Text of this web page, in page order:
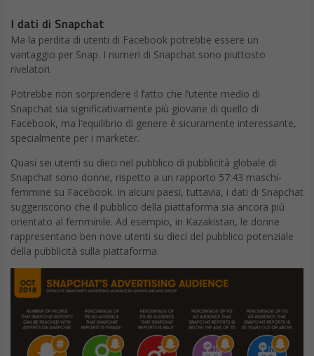
I dati di Snapchat
Ma la perdita di utenti di Facebook potrebbe essere un
vantaggio per Snap. I numeri di Snapchat sono piuttosto
rivelatori.
Potrebbe non sorprendere il fatto che l’utente medio di
Snapchat sia significativamente più giovane di quello di
Facebook, ma l’equilibrio di genere è sicuramente interessante,
specialmente per i marketer.
Quasi sei utenti su dieci nel pubblico di pubblicità globale di
Snapchat sono donne, rispetto a un rapporto 57:43 maschi-
femmine su Facebook. In alcuni paesi, tuttavia, i dati di Snapchat
suggeriscono che il pubblico della piattaforma sia ancora più
orientato al femminile. Ad esempio, in Kazakistan, le donne
rappresentano ben nove utenti su dieci del pubblico potenziale
della pubblicità sulla piattaforma.